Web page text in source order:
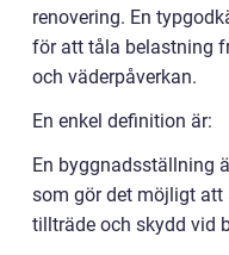
renovering. En
för att tåla belastning
och väderpåverkan.
En enkel definition är:
En byggnadsställning
som gör det möjligt att
tillträde och skydd vid